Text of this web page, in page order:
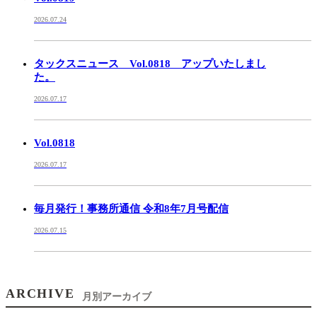
2026.07.24
タックスニュース Vol.0818 アップいたしまし
た。
2026.07.17
Vol.0818
2026.07.17
毎月発行！事務所通信 令和8年7月号配信
2026.07.15
ARCHIVE 月別アーカイブ